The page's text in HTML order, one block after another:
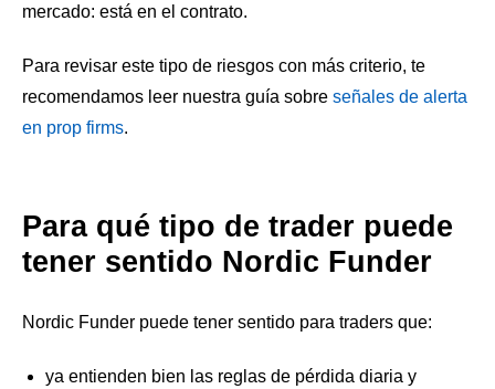
mercado: está en el contrato.
Para revisar este tipo de riesgos con más criterio, te
recomendamos leer nuestra guía sobre señales de alerta
en prop firms.
Para qué tipo de trader puede
tener sentido Nordic Funder
Nordic Funder puede tener sentido para traders que:
ya entienden bien las reglas de pérdida diaria y